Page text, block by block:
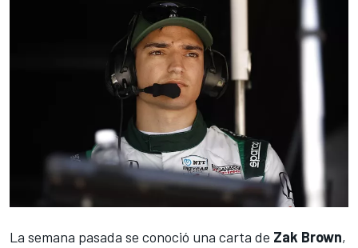
La semana pasada se conoció una carta de Zak Brown,